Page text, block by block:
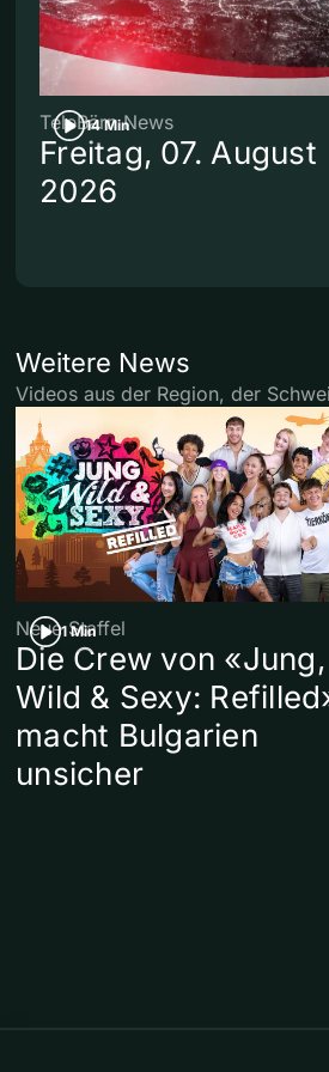
14 Min
TeleBärn News
Freitag, 07. August
2026
Weitere News
Videos aus der Region, der
1 Min
Neue Staffel
Die Crew von «Jung,
Wild & Sexy:
macht Bulgarien
unsicher